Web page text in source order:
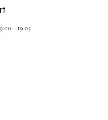
– 19:05